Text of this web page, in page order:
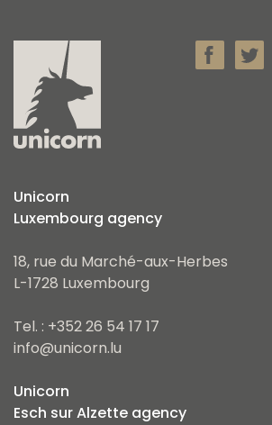
Unicorn
Luxembourg agency
18, rue du Marché-aux-Herbes
L-1728 Luxembourg
Tel. : +352 26 54 17 17
info@unicorn.lu
Unicorn
Esch sur Alzette agency